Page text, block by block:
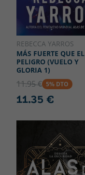
REBECCA YARROS
MÁS FUERTE QUE EL
PELIGRO (VUELO Y
GLORIA 1)
11.95 € 5% DTO
11.35 €